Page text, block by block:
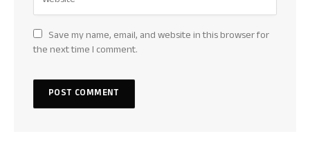
Save my name, email, and website in this browser for
the next time I comment.